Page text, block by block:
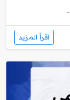
اقرأ المزيد